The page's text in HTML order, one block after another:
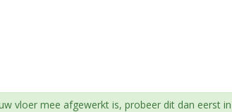
vloer mee afgewerkt is, probeer dit dan eerst in